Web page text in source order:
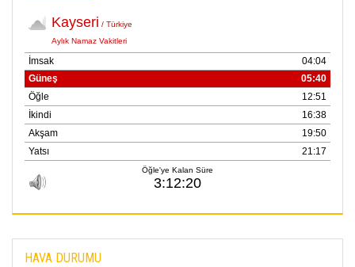
puana Ulaştı
01 Mayis 2026
HAVA DURUMU